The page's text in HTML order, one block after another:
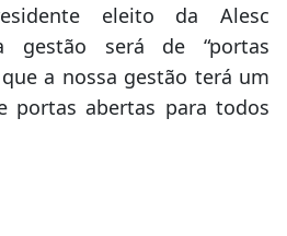
eleito da Alesc
gestão será de “portas
a nossa gestão terá um
portas abertas para todos